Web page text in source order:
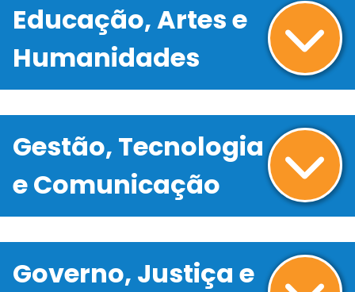
Educação, Artes e
Humanidades
Gestão, Tecnologia
e Comunicação
Governo, Justiça e